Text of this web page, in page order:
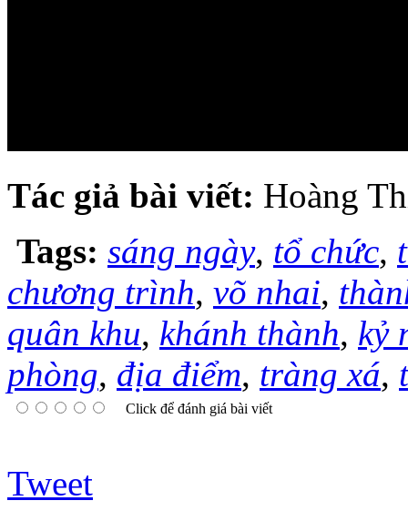
Tác giả bài viết: Hoàng
Tags: sáng ngày, tổ chức,
chương trình, võ nhai,
quân khu, khánh thành, kỷ
phòng, địa điểm, tràng xá,
Click để đánh giá bài viết
Tweet